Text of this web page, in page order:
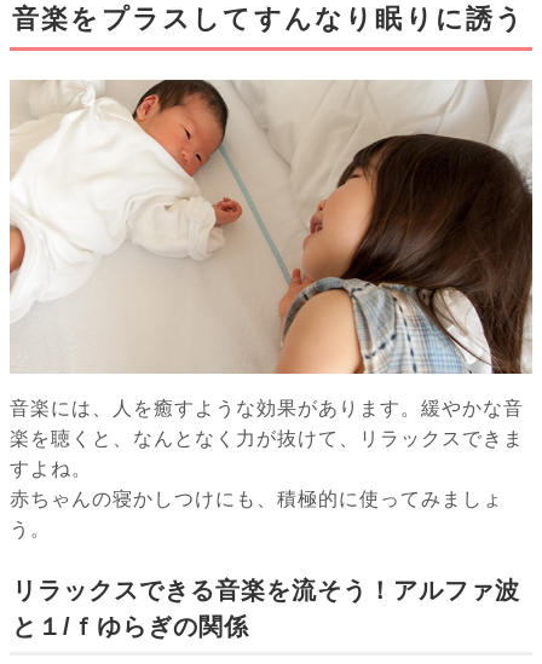
音楽をプラスしてすんなり眠りに誘う
音楽には、人を癒すような効果があります。緩やかな音
楽を聴くと、なんとなく力が抜けて、リラックスできま
すよね。
赤ちゃんの寝かしつけにも、積極的に使ってみましょ
う。
リラックスできる音楽を流そう！アルファ波
と１/ｆゆらぎの関係